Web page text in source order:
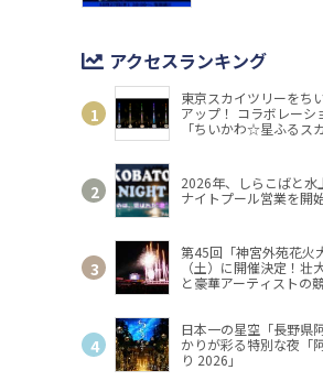
アクセスランキング
東京スカイツリーをち
アップ！ コラボレーシ
「ちいかわ☆星ふるス
2026年、しらこばと水
ナイトプール営業を開
第45回「神宮外苑花火
（土）に開催決定！壮
と豪華アーティストの
日本一の星空「長野県
かりが彩る特別な夜「
り 2026」